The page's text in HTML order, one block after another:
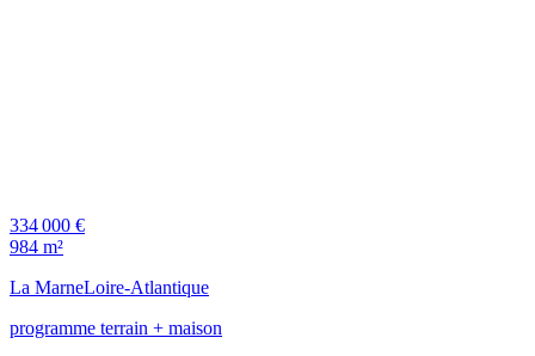
334 000 €
984 m²
La MarneLoire-Atlantique
programme terrain + maison